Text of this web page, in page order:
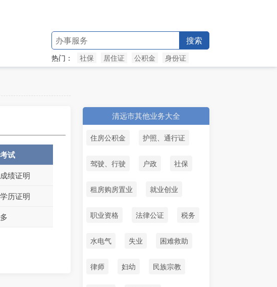
搜索
热门： 社保 居住证 公积金 身份证
试
绩证明
历证明
清远市其他业务大全
住房公积金 护照、通行证
驾驶、行驶 户政 社保
租房购房置业 就业创业
职业资格 法律公证 税务
水电气 失业 困难救助
律师 妇幼 民族宗教